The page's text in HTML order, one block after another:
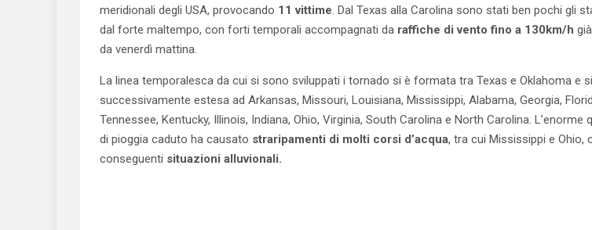
meridionali degli USA, provocando 11 vittime. Dal Texas alla Carolina sono stati ben pochi gli
dal forte maltempo, con forti temporali accompagnati da raffiche di vento fino a 130km/h
da venerdì mattina.
La linea temporalesca da cui si sono sviluppati i tornado si è formata tra Texas e Oklahoma e
successivamente estesa ad Arkansas, Missouri, Louisiana, Mississippi, Alabama, Georgia,
Tennessee, Kentucky, Illinois, Indiana, Ohio, Virginia, South Carolina e North Carolina. L’enorme
di pioggia caduto ha causato straripamenti di molti corsi d’acqua, tra cui Mississippi e Ohio,
conseguenti situazioni alluvionali.